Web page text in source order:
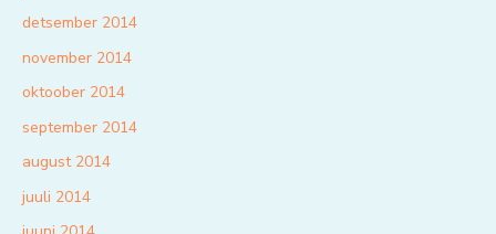
detsember 2014
november 2014
oktoober 2014
september 2014
august 2014
juuli 2014